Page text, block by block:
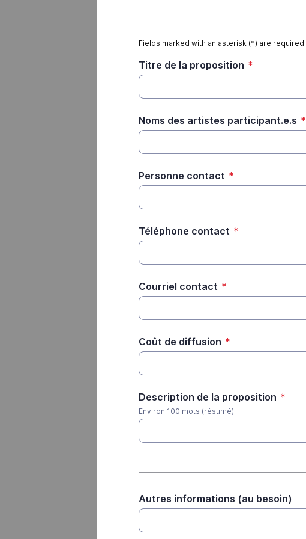
Fields marked with an asterisk (*) are required.
Titre de la proposition *
Noms des artistes participant.e.s *
Personne contact *
Téléphone contact *
Courriel contact *
Coût de diffusion *
Description de la proposition *
Environ 100 mots (résumé)
Autres informations (au besoin)